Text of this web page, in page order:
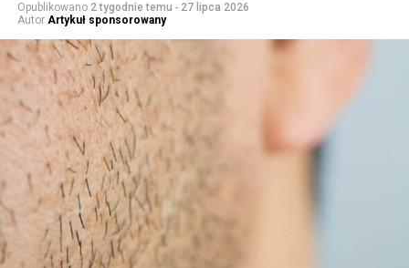
Opublikowano 2 tygodnie temu - 27 lipca 2026
Autor Artykuł sponsorowany